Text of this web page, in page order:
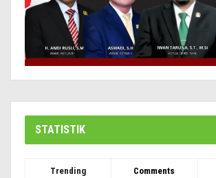
STATISTIK
Trending Comments